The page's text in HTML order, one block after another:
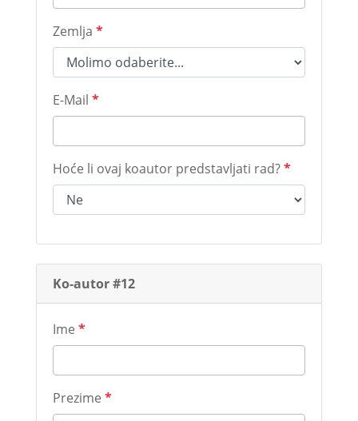
Zemlja *
E-Mail *
Hoće li ovaj koautor predstavljati rad?*
Ko-autor #12
Ime *
Prezime *